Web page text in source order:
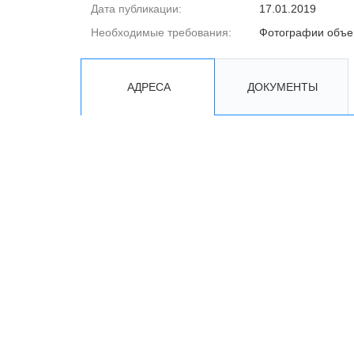
Дата публикации:
17.01.2019
Необходимые требования:
Фотографии
АДРЕСА ДОКУМЕНТЫ